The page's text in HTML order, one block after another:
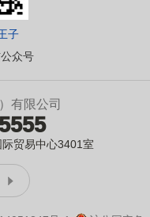
子
众号
有限公司
际贸易中心3401室